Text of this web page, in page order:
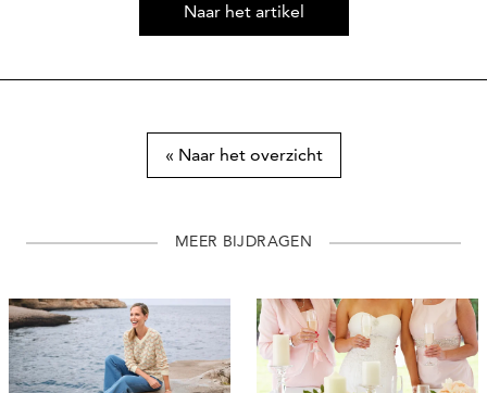
Naar het artikel
« Naar het overzicht
MEER BIJDRAGEN